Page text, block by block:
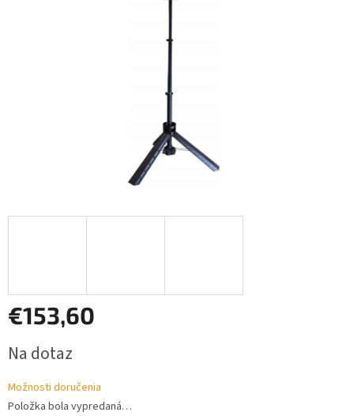
€153,60
cena:
Na dotaz
Možnosti doručenia
Položka bola vypredaná…